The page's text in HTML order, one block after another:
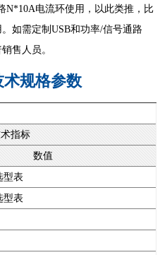
N*10A电流环使用，以此类推，比
如需定制USB和功率/信号通路
售人员。
术规格参数
指标
数值
型表
型表